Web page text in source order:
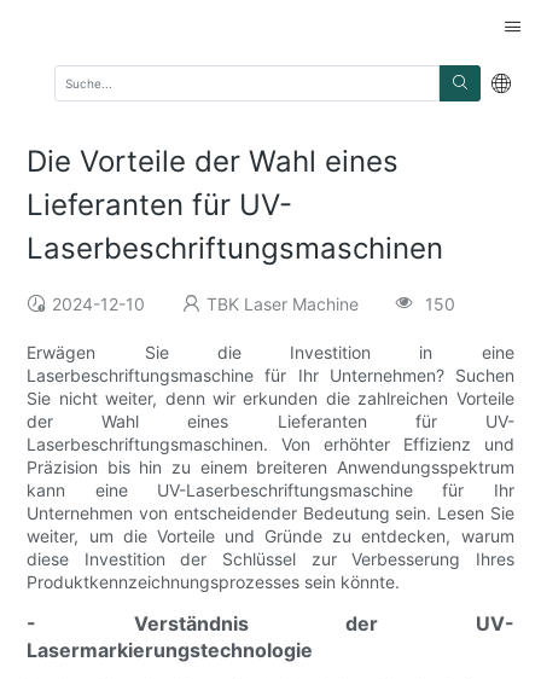
Die Vorteile der Wahl eines
Lieferanten für UV-
Laserbeschriftungsmaschinen
2024-12-10 TBK Laser Machine 150
Erwägen Sie die Investition in eine
Laserbeschriftungsmaschine für Ihr Unternehmen? Suchen
Sie nicht weiter, denn wir erkunden die zahlreichen Vorteile
der Wahl eines Lieferanten für UV-
Laserbeschriftungsmaschinen. Von erhöhter Effizienz und
Präzision bis hin zu einem breiteren Anwendungsspektrum
kann eine UV-Laserbeschriftungsmaschine für Ihr
Unternehmen von entscheidender Bedeutung sein. Lesen Sie
weiter, um die Vorteile und Gründe zu entdecken, warum
diese Investition der Schlüssel zur Verbesserung Ihres
Produktkennzeichnungsprozesses sein könnte.
- Verständnis der UV-
Lasermarkierungstechnologie